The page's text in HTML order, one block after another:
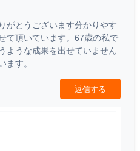
がとうございます分かりやす
て頂いています。67歳の私で
ような成果を出せていません
ます。
返信する